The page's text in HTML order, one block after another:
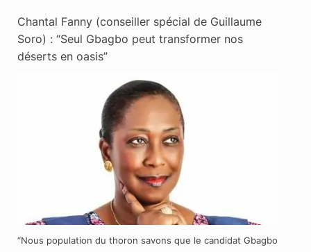
Chantal Fanny (conseiller spécial de Guillaume
Soro) : “Seul Gbagbo peut transformer nos
déserts en oasis”
“Nous population du thoron savons que le candidat Gbagbo